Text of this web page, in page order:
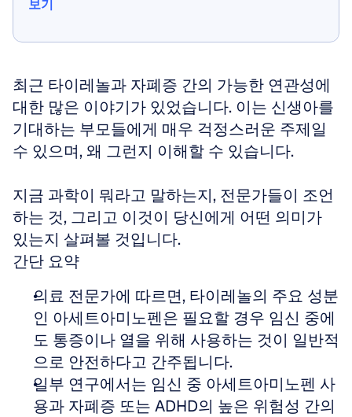
보기
최근 타이레놀과 자폐증 간의 가능한 연관성에
대한 많은 이야기가 있었습니다. 이는 신생아를
기대하는 부모들에게 매우 걱정스러운 주제일
수 있으며, 왜 그런지 이해할 수 있습니다.
지금 과학이 뭐라고 말하는지, 전문가들이 조언
하는 것, 그리고 이것이 당신에게 어떤 의미가
있는지 살펴볼 것입니다.
간단 요약
의료 전문가에 따르면, 타이레놀의 주요 성분
인 아세트아미노펜은 필요할 경우 임신 중에
도 통증이나 열을 위해 사용하는 것이 일반적
으로 안전하다고 간주됩니다.
일부 연구에서는 임신 중 아세트아미노펜 사
용과 자폐증 또는 ADHD의 높은 위험성 간의